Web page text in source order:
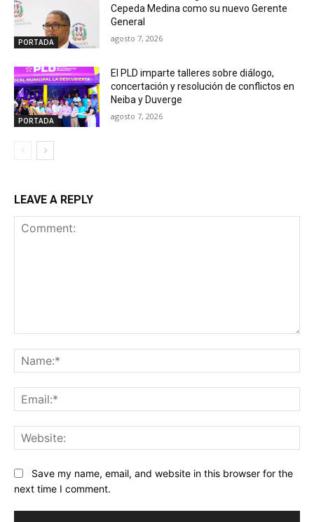
PORTADA
Cepeda Medina como su nuevo Gerente
General
agosto 7, 2026
PORTADA
El PLD imparte talleres sobre diálogo,
concertación y resolución de conflictos en
Neiba y Duverge
agosto 7, 2026
LEAVE A REPLY
Save my name, email, and website in this browser for the
next time I comment.